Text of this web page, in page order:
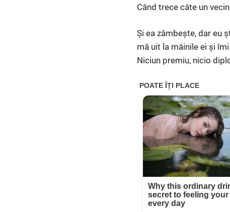
Când trece câte un
Și ea zâmbește, dar eu
mă uit la mâinile ei și
Niciun premiu, nicio